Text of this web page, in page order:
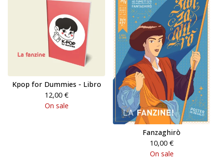
Kpop for Dummies - Libro
12,00 €
On sale
Fanzaghirò
10,00 €
On sale